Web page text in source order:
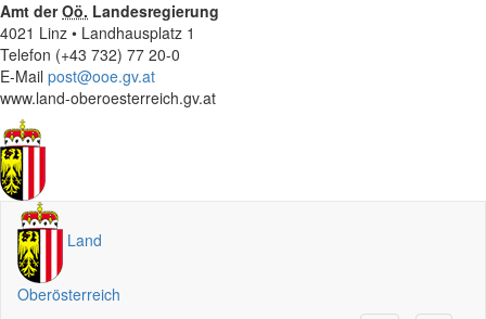
Amt derOö. Landesregierung
4021 Linz • Landhausplatz 1
Telefon (+43 732) 77 20-0
E-Mail post@ooe.gv.at
www.land-oberoesterreich.gv.at
Land
Oberösterreich